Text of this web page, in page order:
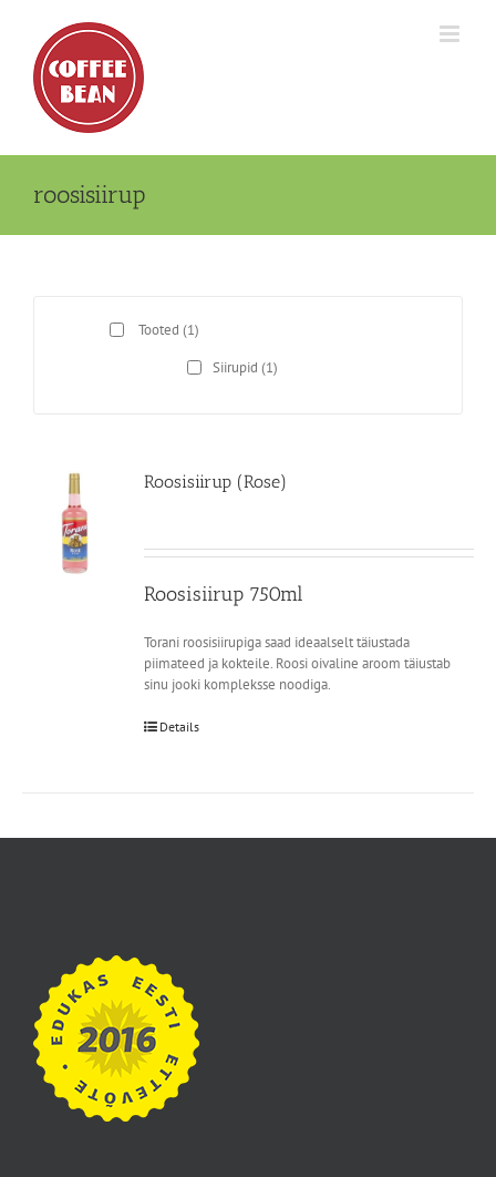
content
roosisiirup
Tooted (1)
Siirupid (1)
Roosisiirup (Rose)
Roosisiirup 750ml
Torani roosisiirupiga saad ideaalselt täiustada
piimateed ja kokteile. Roosi oivaline aroom täiustab
sinu jooki kompleksse noodiga.
Details